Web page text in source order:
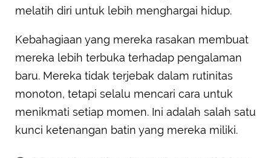
melatih diri untuk lebih menghargai hidup.
Kebahagiaan yang mereka rasakan membuat
mereka lebih terbuka terhadap pengalaman
baru. Mereka tidak terjebak dalam rutinitas
monoton, tetapi selalu mencari cara untuk
menikmati setiap momen. Ini adalah salah satu
kunci ketenangan batin yang mereka miliki.